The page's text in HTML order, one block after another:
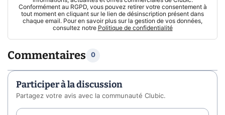
Conformément au RGPD, vous pouvez retirer votre consentement à
tout moment en cliquant sur le lien de désinscription présent dans
chaque email. Pour en savoir plus sur la gestion de vos données,
consultez notre Politique de confidentialité
Commentaires 0
Participer à la discussion
Partagez votre avis avec la communauté Clubic.